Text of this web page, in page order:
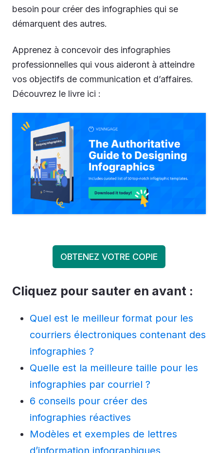
besoin pour créer des infographies qui se
démarquent des autres.
Apprenez à concevoir des infographies
professionnelles qui vous aideront à atteindre
vos objectifs de communication et d’affaires.
Découvrez le livre ici :
OBTENEZ VOTRE COPIE
Cliquez pour sauter en avant :
Quel est le meilleur format pour les
courriers électroniques contenant des
infographies ?
Quelle est la meilleure taille pour les
infographies par courriel ?
6 conseils pour créer des
infographies réactives
Modèles et exemples de lettres
d’information infographiques